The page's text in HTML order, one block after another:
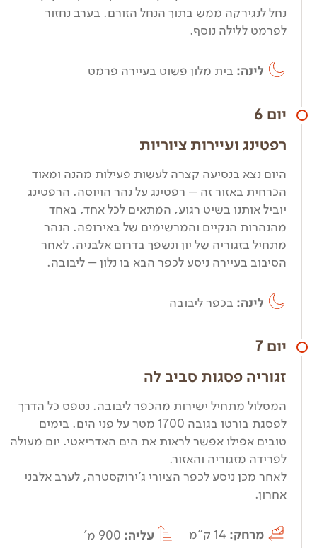
נחל לנגירקה ממש בתוך הנחל הזורם. בערב נחזור
לפרמט ללילה נוסף.
לינה: בית מלון פשוט בעיירה פרמט
יום 6
רפטינג ועיירות ציוריות
היום נצא בנסיעה קצרה לעשות פעילות מהנה ומאוד
הכרחית באזור זה – רפטינג על נהר הויוסה. הרפטינג
יוביל אותנו בשיט רגוע, המתאים לכל אחד, באחד
מהנהרות הנקיים והמרשימים של באירופה. הנהר
מתחיל בזגוריה של יון ונשפך בדרום אלבניה. לאחר
הסיבוב בעיירה ניסע לכפר הבא בו נלון – ליבובה.
לינה: בכפר ליבובה
יום 7
זגוריה פסגות סביב לה
המסלול מתחיל ישירות מהכפר ליבובה. נטפס כל הדרך
לפסגת בורטו בגובה 1700 מטר על פני הים. בימים
טובים אפילו אפשר לראות את הים האדריאטי. יום מעולה
לפרידה מזגוריה והאזור.
לאחר מכן ניסע לכפר הציורי ג'ירוקסטרה, לערב אלבני
אחרון.
מרחק: 14 ק"מ עליה: 900 מ'